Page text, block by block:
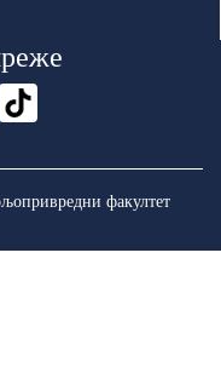
факултет